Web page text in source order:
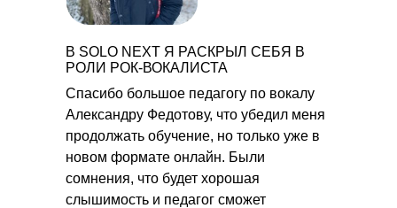
В SOLO NEXT Я РАСКРЫЛ СЕБЯ В
РОЛИ РОК-ВОКАЛИСТА
Спасибо большое педагогу по вокалу
Александру Федотову, что убедил меня
продолжать обучение, но только уже в
новом формате онлайн. Были
сомнения, что будет хорошая
слышимость и педагог сможет